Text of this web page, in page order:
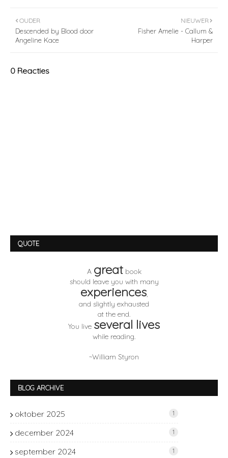
NIEUWER
Fisher Amelie - Callum &
Harper
OUDER
Descended by Blood door
Angeline Kace
0 Reacties
QUOTE
A greatbook
should leave you with many
experiences,
and slightly exhausted
at the end.
You live several lives
while reading.
~William Styron
BLOG ARCHIVE
oktober 2025 1
december 2024 1
september 2024 1